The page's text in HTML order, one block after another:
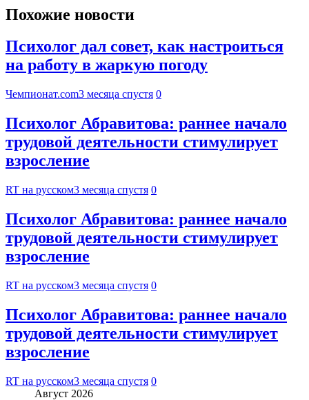
Похожие новости
Психолог дал совет, как настроиться
на работу в жаркую погоду
Чемпионат.com3 месяца спустя 0
Психолог Абравитова: раннее начало
трудовой деятельности стимулирует
взросление
RT на русском3 месяца спустя 0
Психолог Абравитова: раннее начало
трудовой деятельности стимулирует
взросление
RT на русском3 месяца спустя 0
Психолог Абравитова: раннее начало
трудовой деятельности стимулирует
взросление
RT на русском3 месяца спустя 0
Август 2026